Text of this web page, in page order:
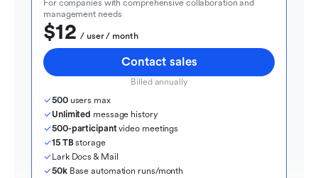
For companies with comprehensive collaboration and
management needs
$12
  / user / month
Contact sales
Billed annually
500 users max
Unlimited message history
500-participant video meetings
15 TB storage
Lark Docs & Mail
50k Base automation runs/month